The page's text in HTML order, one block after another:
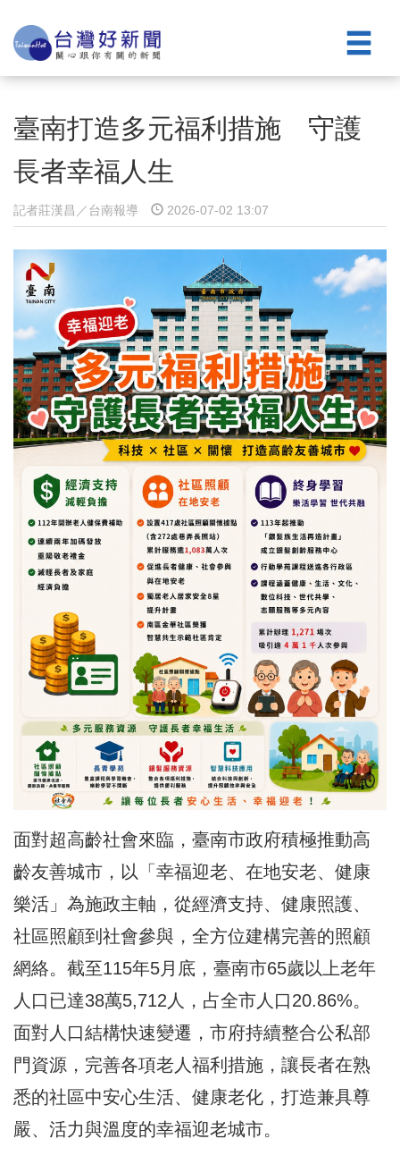
臺南打造多元福利措施 守護
長者幸福人生
記者莊漢昌／台南報導 2026-07-02 13:07
面對超高齡社會來臨，臺南市政府積極推動高
齡友善城市，以「幸福迎老、在地安老、健康
樂活」為施政主軸，從經濟支持、健康照護、
社區照顧到社會參與，全方位建構完善的照顧
網絡。截至115年5月底，臺南市65歲以上老年
人口已達38萬5,712人，占全市人口20.86%。
面對人口結構快速變遷，市府持續整合公私部
門資源，完善各項老人福利措施，讓長者在熟
悉的社區中安心生活、健康老化，打造兼具尊
嚴、活力與溫度的幸福迎老城市。